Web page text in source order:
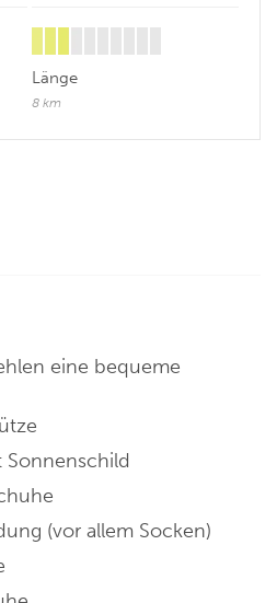
Länge
8 km
eine bequeme
Sonnenschild
(vor allem Socken)